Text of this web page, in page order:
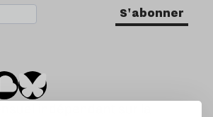
S'abonner
indépendant sur la